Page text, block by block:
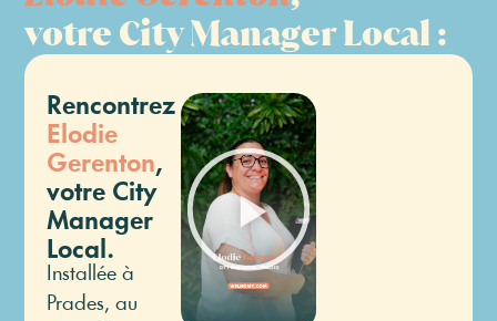
votre City Manager Local :
Rencontrez
Elodie
Gerenton,
votre City
Manager
Local.
Installée à
Prades, au